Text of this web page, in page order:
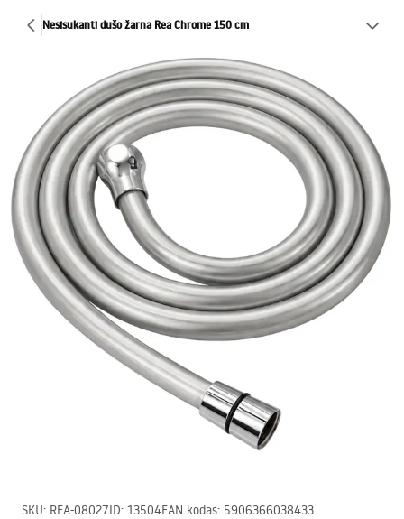
Nesisukanti dušo žarna Rea Chrome 150 cm
SKU: REA-08027ID: 13504EAN kodas: 5906366038433